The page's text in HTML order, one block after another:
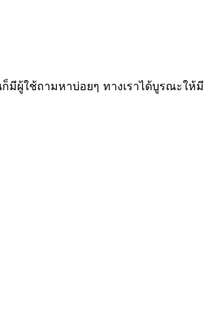
มีผู้ใช้ถามหาบ่อยๆ ทางเราได้บูรณะให้มี